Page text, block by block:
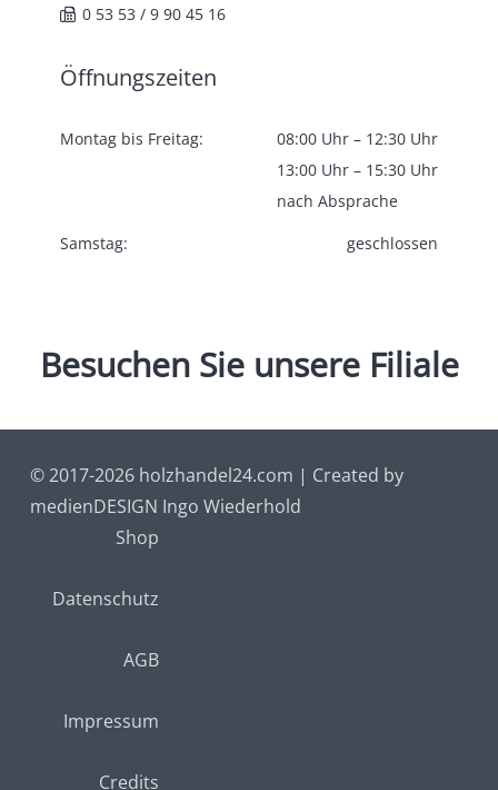
0 53 53 / 9 90 45 16
Öffnungszeiten
Montag bis Freitag:
08:00 Uhr – 12:30 Uhr
13:00 Uhr – 15:30 Uhr
nach Absprache
Samstag:
geschlossen
Besuchen Sie unsere Filiale
© 2017-2026 holzhandel24.com | Created by
medienDESIGN Ingo Wiederhold
Shop
Datenschutz
AGB
Impressum
Credits